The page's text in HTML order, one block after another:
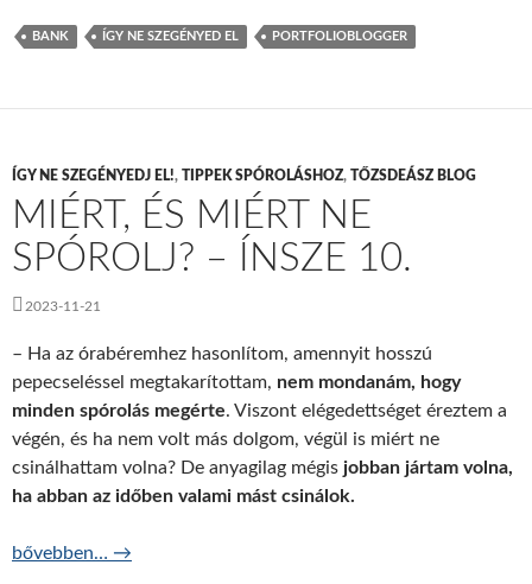
BANK ÍGY NE SZEGÉNYED EL PORTFOLIOBLOGGER
ÍGY NE SZEGÉNYEDJ EL!, TIPPEK SPÓROLÁSHOZ, TŐZSDEÁSZ BLOG
MIÉRT, ÉS MIÉRT NE
SPÓROLJ? – ÍNSZE 10.
2023-11-21
– Ha az órabéremhez hasonlítom, amennyit hosszú
pepecseléssel megtakarítottam, nem mondanám, hogy
minden spórolás megérte. Viszont elégedettséget éreztem a
végén, és ha nem volt más dolgom, végül is miért ne
csinálhattam volna? De anyagilag mégis jobban jártam volna,
ha abban az időben valami mást csinálok.
Miért, és miért ne spórolj? – ÍNSZE 10.
bővebben… →